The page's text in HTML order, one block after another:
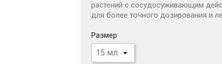
растений с сосудосуживающим
для более точного дозирования и
Размер